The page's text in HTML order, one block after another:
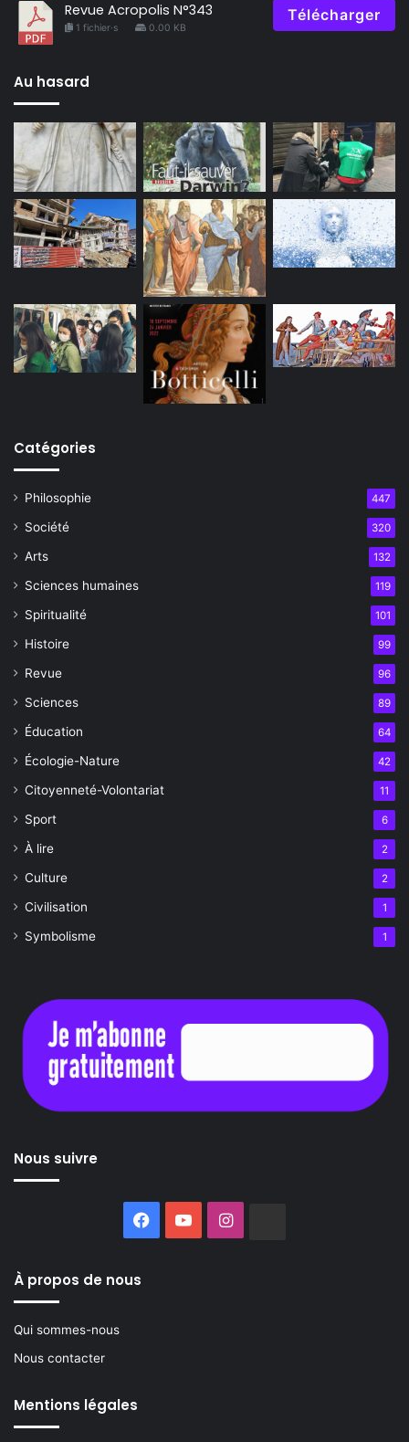
Revue Acropolis N°343
1 fichier·s 0.00 KB
Télécharger
Au hasard
Catégories
Philosophie 447
Société 320
Arts 132
Sciences humaines 119
Spiritualité 101
Histoire 99
Revue 96
Sciences 89
Éducation 64
Écologie-Nature 42
Citoyenneté-Volontariat 11
Sport 6
À lire 2
Culture 2
Civilisation 1
Symbolisme 1
Nous suivre
Facebook
YouTubeInstagram
À propos de nous
Qui sommes-nous
Nous contacter
Mentions légales